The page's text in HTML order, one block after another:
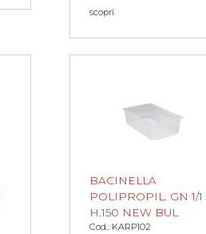
scopri
BACINELLA
POLIPROPIL. GN 1/1
H.150 NEW BUL
Cod.: KARP102